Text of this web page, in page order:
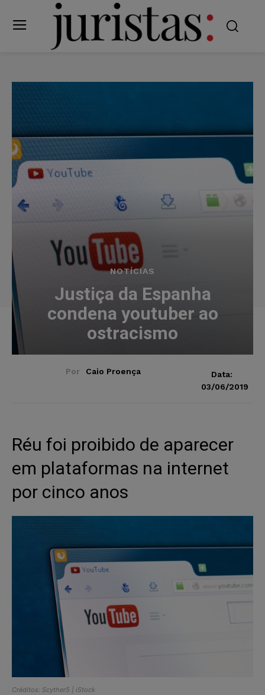
NOTÍCIAS
Justiça da Espanha
condena youtuber ao
ostracismo
Por Caio Proença
Data:
03/06/2019
Réu foi proibido de aparecer
em plataformas na internet
por cinco anos
Créditos: Scyther5 | iStock